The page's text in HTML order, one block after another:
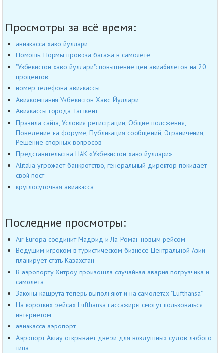
Просмотры за всё время:
авиакасса хаво йуллари
Помощь. Нормы провоза багажа в самолёте
"Узбекистон хаво йуллари": повышение цен авиабилетов на 20
процентов
номер телефона авиакассы
Авиакомпания Узбекистон Хаво Йуллари
Авиакассы города Ташкент
Правила сайта, Условия регистрации, Общие положения,
Поведение на форуме, Публикация сообщений, Ограничения,
Решение спорных вопросов
Представительства НАК «Узбекистон хаво йуллари»
Alitalia угрожает банкротство, генеральный директор покидает
свой пост
круглосуточная авиакасса
Последние просмотры:
Air Europa соединит Мадрид и Ла-Роман новым рейсом
Ведущим игроком в туристическом бизнесе Центральной Азии
планирует стать Казахстан
В аэропорту Хитроу произошла случайная авария погрузчика и
самолета
Законы кашрута теперь выполняют и на самолетах "Lufthansa"
На коротких рейсах Lufthansa пассажиры смогут пользоваться
интернетом
авиакасса аэропорт
Аэропорт Актау открывает двери для воздушных судов любого
типа